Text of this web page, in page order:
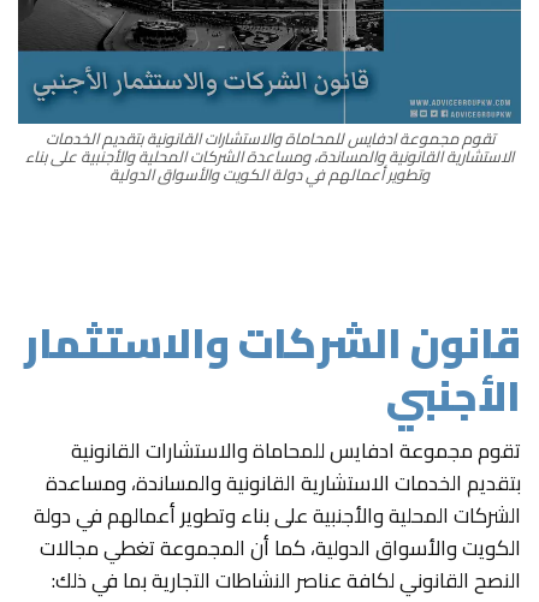
تقوم مجموعة ادفايس للمحاماة والاستشارات القانونية بتقديم الخدمات
الاستشارية القانونية والمساندة، ومساعدة الشركات المحلية والأجنبية على بناء
وتطوير أعمالهم في دولة الكويت والأسواق الدولية
قانون الشركات والاستثمار
الأجنبي
تقوم مجموعة ادفايس للمحاماة والاستشارات القانونية
بتقديم الخدمات الاستشارية القانونية والمساندة، ومساعدة
الشركات المحلية والأجنبية على بناء وتطوير أعمالهم في دولة
الكويت والأسواق الدولية، كما أن المجموعة تغطي مجالات
النصح القانوني لكافة عناصر النشاطات التجارية بما في ذلك: